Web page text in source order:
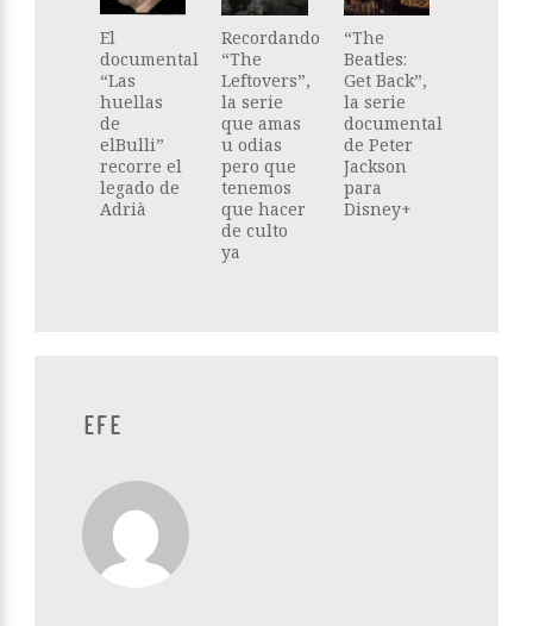
El
documental
“Las
huellas
de
elBulli”
recorre el
legado de
Adrià
Recordando
“The
Leftovers”,
la serie
que amas
u odias
pero que
tenemos
que hacer
de culto
ya
“The
Beatles:
Get Back”,
la serie
documental
de Peter
Jackson
para
Disney+
EFE